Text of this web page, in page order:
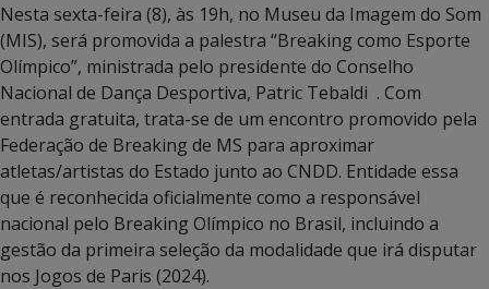
Nesta sexta-feira (8), às 19h, no Museu da Imagem do Som
(MIS), será promovida a palestra “Breaking como Esporte
Olímpico”, ministrada pelo presidente do Conselho
Nacional de Dança Desportiva, Patric Tebaldi . Com
entrada gratuita, trata-se de um encontro promovido pela
Federação de Breaking de MS para aproximar
atletas/artistas do Estado junto ao CNDD. Entidade essa
que é reconhecida oficialmente como a responsável
nacional pelo Breaking Olímpico no Brasil, incluindo a
gestão da primeira seleção da modalidade que irá disputar
nos Jogos de Paris (2024).